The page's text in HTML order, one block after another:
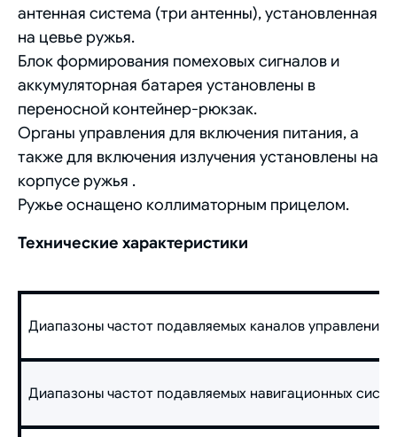
антенная система (три антенны), установленная
на цевье ружья.
Блок формирования помеховых сигналов и
аккумуляторная батарея установлены в
переносной контейнер-рюкзак.
Органы управления для включения питания, а
также для включения излучения установлены на
корпусе ружья .
Ружье оснащено коллиматорным прицелом.
Технические характеристики
Диапазоны частот подавляемых каналов управления
Диапазоны частот подавляемых навигационных